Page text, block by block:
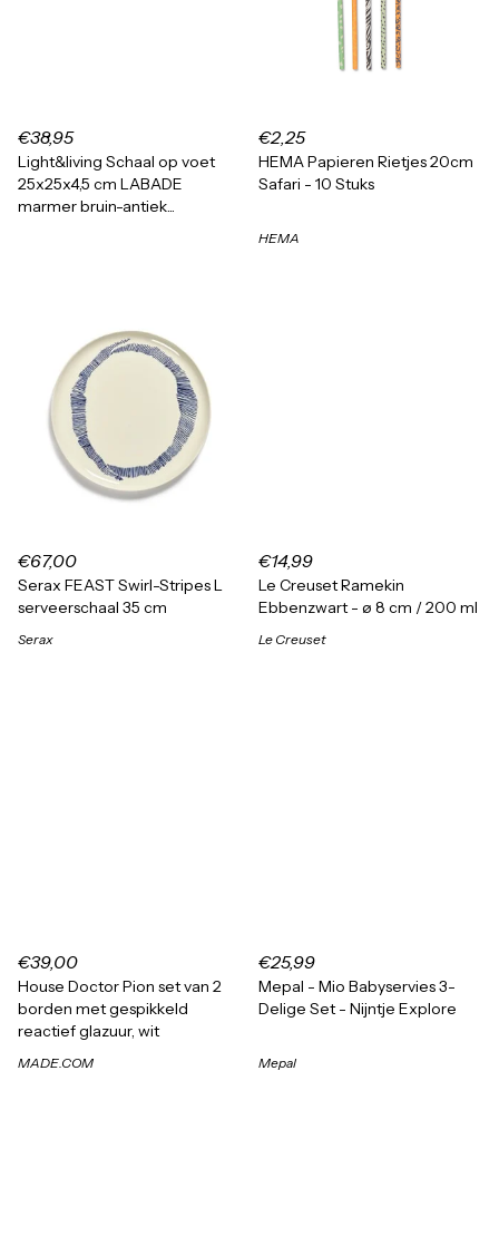
€38,95
Light&living Schaal op voet
25x25x4,5 cm LABADE
marmer bruin-antiek...
€2,25
HEMA Papieren Rietjes 20cm
Safari - 10 Stuks
HEMA
€67,00
Serax FEAST Swirl-Stripes L
serveerschaal 35 cm
Serax
€14,99
Le Creuset Ramekin
Ebbenzwart - ø 8 cm / 200 ml
Le Creuset
€39,00
House Doctor Pion set van 2
borden met gespikkeld
reactief glazuur, wit
MADE.COM
€25,99
Mepal - Mio Babyservies 3-
Delige Set - Nijntje Explore
Mepal